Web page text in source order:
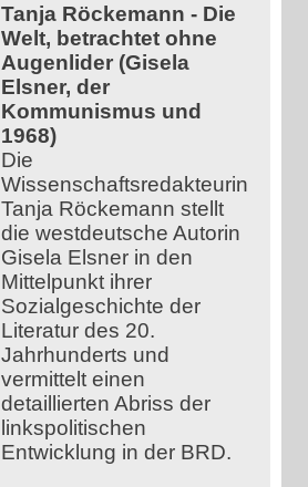
Tanja Röckemann - Die
Welt, betrachtet ohne
Augenlider (Gisela
Elsner, der
Kommunismus und
1968)
Die
Wissenschaftsredakteurin
Tanja Röckemann stellt
die westdeutsche Autorin
Gisela Elsner in den
Mittelpunkt ihrer
Sozialgeschichte der
Literatur des 20.
Jahrhunderts und
vermittelt einen
detaillierten Abriss der
linkspolitischen
Entwicklung in der BRD.